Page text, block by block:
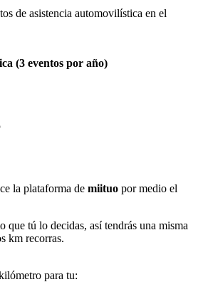
de asistencia automovilística en el
(3 eventos por año)
la plataforma de miituo por medio el
que tú lo decidas, así tendrás una misma
km recorras.
para tu: